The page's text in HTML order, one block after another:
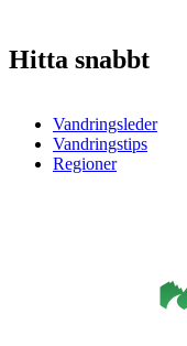
Hitta snabbt
Vandringsleder
Vandringstips
Regioner